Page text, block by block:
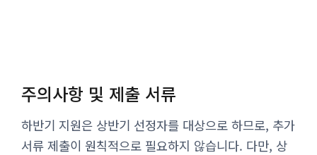
주의사항 및 제출 서류
하반기 지원은 상반기 선정자를 대상으로 하므로, 추가
서류 제출이 원칙적으로 필요하지 않습니다. 다만, 상